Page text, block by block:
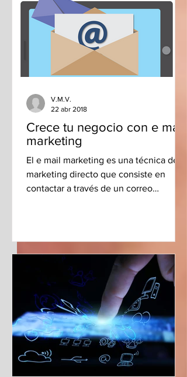
Crece tu negocio con e mail
marketing
El e mail marketing es una técnica del
marketing directo que consiste en
contactar a través de un correo
V.M.V.
22 abr 2018